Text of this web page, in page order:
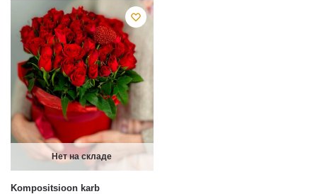
Нет на складе
Kompositsioon karb